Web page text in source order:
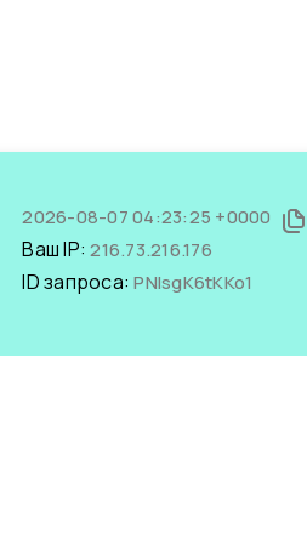
2026-08-07 04:23:25 +0000
Ваш IP:216.73.216.176
ID запроса:PNIsgK6tKKo1